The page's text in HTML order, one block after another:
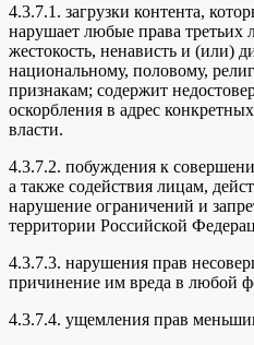
4.3.7.1. загрузки контента,
нарушает любые права третьих
жестокость, ненависть и (или)
национальному, половому,
признакам; содержит
оскорбления в адрес
власти.
4.3.7.2. побуждения к
а также содействия лицам,
нарушение ограничений и
территории Российской
4.3.7.3. нарушения прав
причинение им вреда в любой
4.3.7.4. ущемления прав